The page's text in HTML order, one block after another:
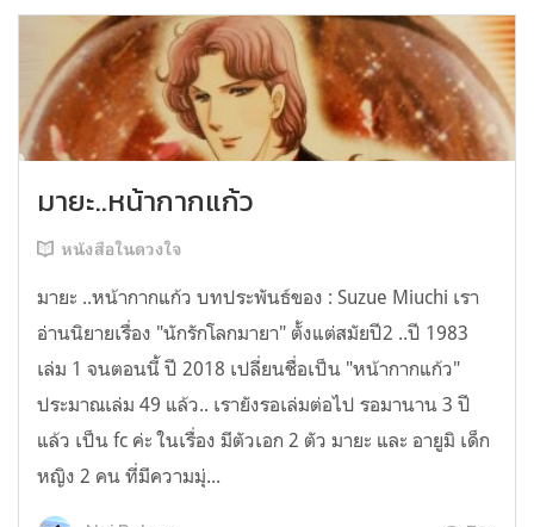
มายะ..หน้ากากแก้ว
หนังสือในดวงใจ
มายะ ..หน้ากากแก้ว บทประพันธ์ของ : Suzue Miuchi เรา
อ่านนิยายเรื่อง "นักรักโลกมายา" ตั้งแต่สมัยปี2 ..ปี 1983
เล่ม 1 จนตอนนี้ ปี 2018 เปลี่ยนชื่อเป็น "หน้ากากแก้ว"
ประมาณเล่ม 49 แล้ว.. เรายังรอเล่มต่อไป รอมานาน 3 ปี
แล้ว เป็น fc ค่ะ ในเรื่อง มีตัวเอก 2 ตัว มายะ และ อายูมิ เด็ก
หญิง 2 คน ที่มีความมุ่...